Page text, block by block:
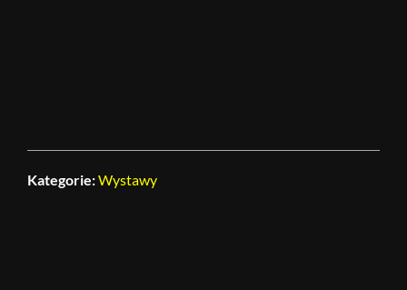
Kategorie:Wystawy